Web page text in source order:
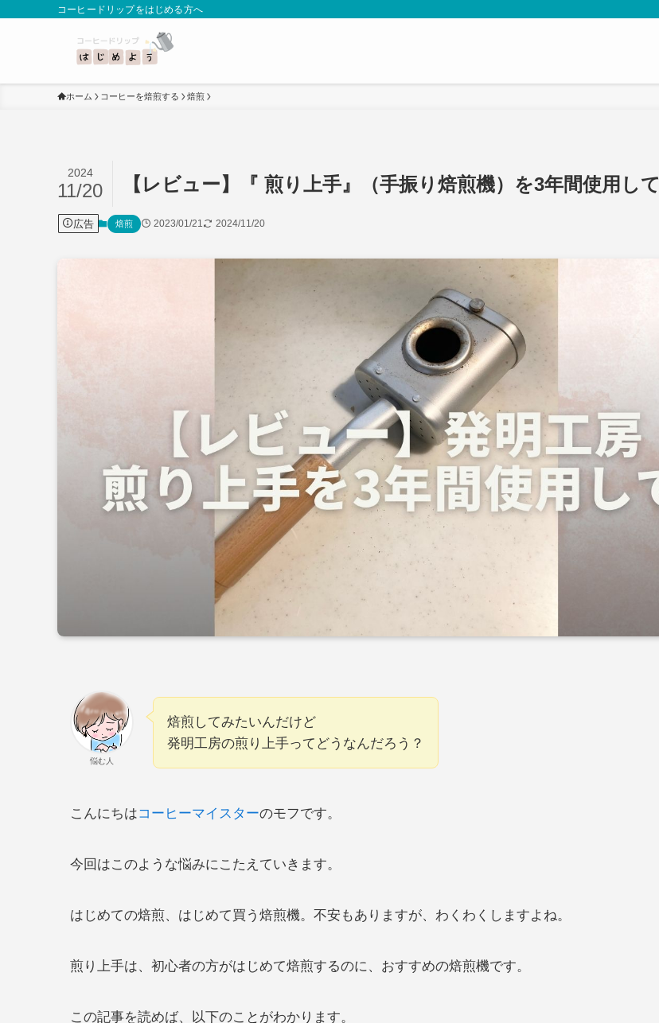
コーヒードリップをはじめる方へ
ホーム コーヒーを焙煎する 焙煎
【レビュー】『 煎り上手』（手振り焙煎機）を3年間使用して
2024
11/20
広告 焙煎 2023/01/21 2024/11/20
悩む人
焙煎してみたいんだけど
発明工房の煎り上手ってどうなんだろう？
こんにちはコーヒーマイスターのモフです。
今回はこのような悩みにこたえていきます。
はじめての焙煎、はじめて買う焙煎機。不安もありますが、わくわくしますよね。
煎り上手は、初心者の方がはじめて焙煎するのに、おすすめの焙煎機です。
この記事を読めば、以下のことがわかります。